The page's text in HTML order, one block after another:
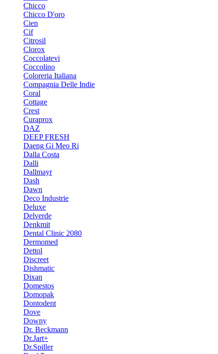
Chicco
Chicco D'oro
Cien
Cif
Citrosil
Clorox
Coccolatevi
Coccolino
Coloreria Italiana
Compagnia Delle Indie
Coral
Cottage
Crest
Curaprox
DAZ
DEEP FRESH
Daeng Gi Meo Ri
Dalla Costa
Dalli
Dallmayr
Dash
Dawn
Deco Industrie
Deluxe
Delverde
Denkmit
Dental Clinic 2080
Dermomed
Dettol
Discreet
Dishmatic
Dixan
Domestos
Domopak
Dontodent
Dove
Downy
Dr. Beckmann
Dr.Jart+
Dr.Spiller